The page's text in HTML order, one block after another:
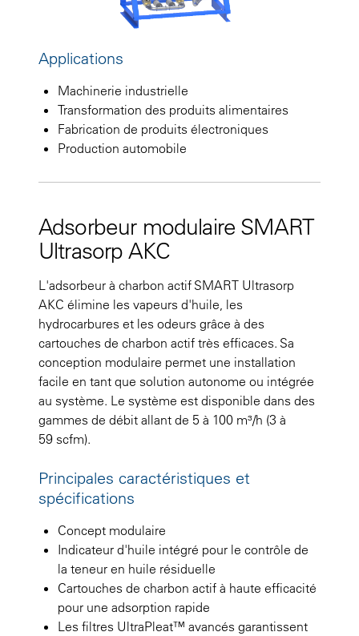
Applications
Machinerie industrielle
Transformation des produits alimentaires
Fabrication de produits électroniques
Production automobile
Adsorbeur modulaire SMART
Ultrasorp AKC
L'adsorbeur à charbon actif SMART Ultrasorp
AKC élimine les vapeurs d'huile, les
hydrocarbures et les odeurs grâce à des
cartouches de charbon actif très efficaces. Sa
conception modulaire permet une installation
facile en tant que solution autonome ou intégrée
au système. Le système est disponible dans des
gammes de débit allant de 5 à 100 m³/h (3 à
59 scfm).
Principales caractéristiques et
spécifications
Concept modulaire
Indicateur d'huile intégré pour le contrôle de
la teneur en huile résiduelle
Cartouches de charbon actif à haute efficacité
pour une adsorption rapide
Les filtres UltraPleat™ avancés garantissent